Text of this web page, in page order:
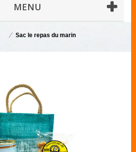
MENU
Sac le repas du marin